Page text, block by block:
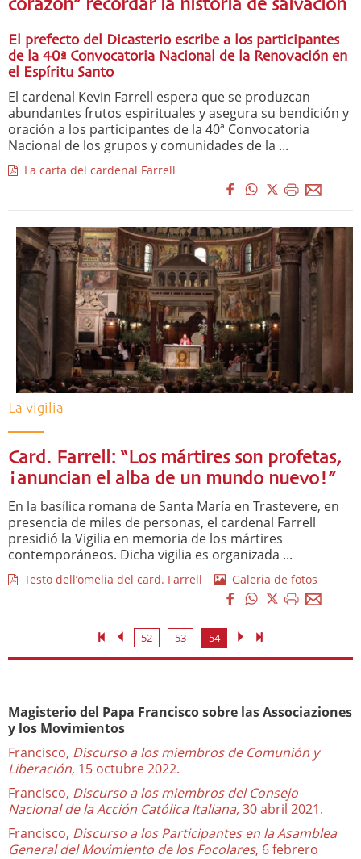
corazón” recordar la historia de salvación
El prefecto del Dicasterio escribe a los participantes
de la 40ª Convocatoria Nacional de la Renovación en
el Espíritu Santo
El cardenal Kevin Farrell espera que se produzcan
abundantes frutos espirituales y asegura su bendición y
oración a los participantes de la 40ª Convocatoria
Nacional de los grupos y comunidades de la ...
La carta del cardenal Farrell
La vigilia
Card. Farrell: “Los mártires son profetas,
¡anuncian el alba de un mundo nuevo!”
En la basílica romana de Santa María en Trastevere, en
presencia de miles de personas, el cardenal Farrell
presidió la Vigilia en memoria de los mártires
contemporáneos. Dicha vigilia es organizada ...
Testo dell’omelia del card. Farrell Galeria de fotos
52 53 54
Magisterio del Papa Francisco sobre las Associaziones
y los Movimientos
Francisco, Discurso a los miembros de Comunión y
Liberación, 15 octubre 2022.
Francisco, Discurso a los miembros del Consejo
Nacional de la Acción Católica Italiana, 30 abril 2021.
Francisco, Discurso a los Participantes en la Asamblea
General del Movimiento de los Focolares, 6 febrero